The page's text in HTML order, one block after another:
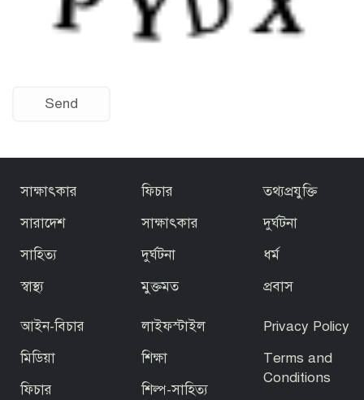
সাক্ষাৎকার
সারাদেশ
সাহিত্য
স্বাস্থ্য
ফিচার
সাক্ষাৎকার
দুর্ঘটনা
মুক্তমত
তথ্যপ্রযুক্তি
দুর্ঘটনা
ধর্ম
প্রবাস
আইন-বিচার
মিডিয়া
ফিচার
লাইফস্টাইল
শিক্ষা
শিল্প-সাহিত্য
Privacy Policy
Terms and
Conditions